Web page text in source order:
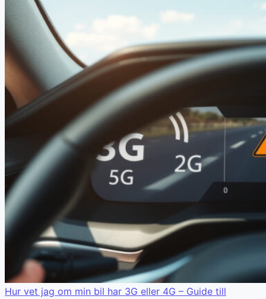
Hur vet jag om min bil har 3G eller 4G – Guide till